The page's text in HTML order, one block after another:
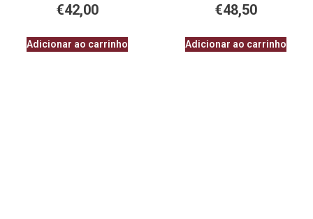
€42,00
Adicionar ao carrinho
€48,50
Adicionar ao carrinho